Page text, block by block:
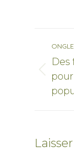
de
Onglet
Des